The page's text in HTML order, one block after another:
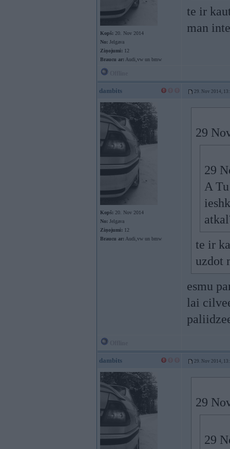
Kopš: 20. Nov 2014
No: Jelgava
Ziņojumi: 12
Braucu ar: Audi,vw un bmw
te ir
man
dambits 29. Nov 2014,
Kopš: 20. Nov 2014
No: Jelgava
Ziņojumi: 12
Braucu ar: Audi,vw un bmw
29
29
A
te ir
uzdot
esmu
lai
dambits 29. Nov 2014,
29
29